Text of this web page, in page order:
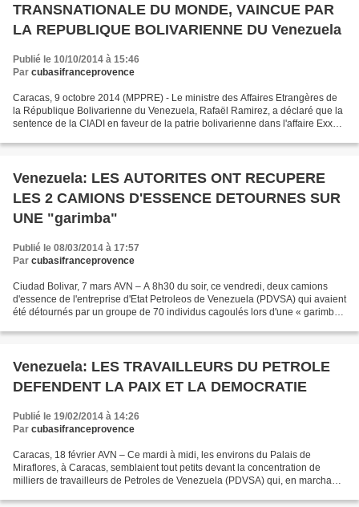
TRANSNATIONALE DU MONDE, VAINCUE PAR
LA REPUBLIQUE BOLIVARIENNE DU Venezuela
Publié le 10/10/2014 à 15:46
Par cubasifranceprovence
Caracas, 9 octobre 2014 (MPPRE) - Le ministre des Affaires Etrangères de
la République Bolivarienne du Venezuela, Rafaël Ramirez, a déclaré que la
sentence de la CIADI en faveur de la patrie bolivarienne dans l'affaire Exxon
Venezuela: LES AUTORITES ONT RECUPERE
LES 2 CAMIONS D'ESSENCE DETOURNES SUR
UNE "garimba"
Publié le 08/03/2014 à 17:57
Par cubasifranceprovence
Ciudad Bolivar, 7 mars AVN – A 8h30 du soir, ce vendredi, deux camions
d'essence de l'entreprise d'Etat Petroleos de Venezuela (PDVSA) qui avaient
été détournés par un groupe de 70 individus cagoulés lors d'une « garimba
Venezuela: LES TRAVAILLEURS DU PETROLE
DEFENDENT LA PAIX ET LA DEMOCRATIE
Publié le 19/02/2014 à 14:26
Par cubasifranceprovence
Caracas, 18 février AVN – Ce mardi à midi, les environs du Palais de
Miraflores, à Caracas, semblaient tout petits devant la concentration de
milliers de travailleurs de Petroles de Venezuela (PDVSA) qui, en marchant,